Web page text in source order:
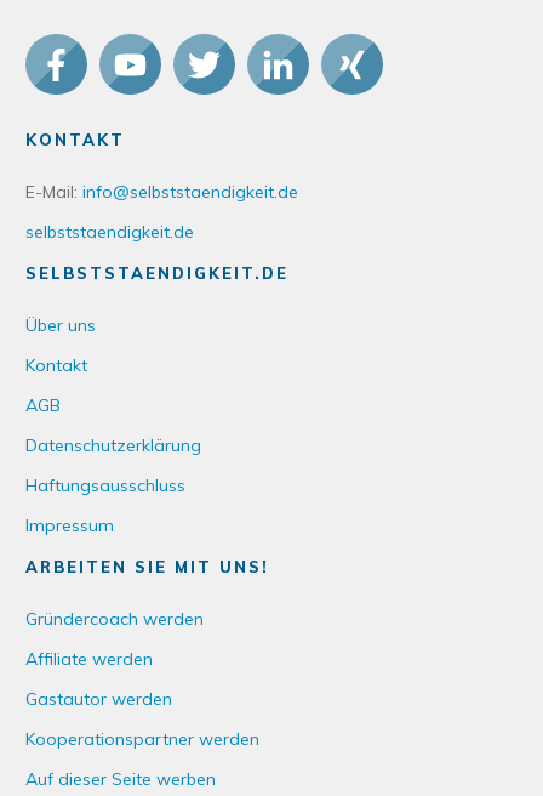
KONTAKT
E-Mail: info@selbststaendigkeit.de
selbststaendigkeit.de
SELBSTSTAENDIGKEIT.DE
Über uns
Kontakt
AGB
Datenschutzerklärung
Haftungsausschluss
Impressum
ARBEITEN SIE MIT UNS!
Gründercoach werden
Affiliate werden
Gastautor werden
Kooperationspartner werden
Auf dieser Seite werben